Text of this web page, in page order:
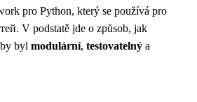
pro Python, který se používá pro
V podstatě jde o způsob, jak
byl modulární, testovatelný a